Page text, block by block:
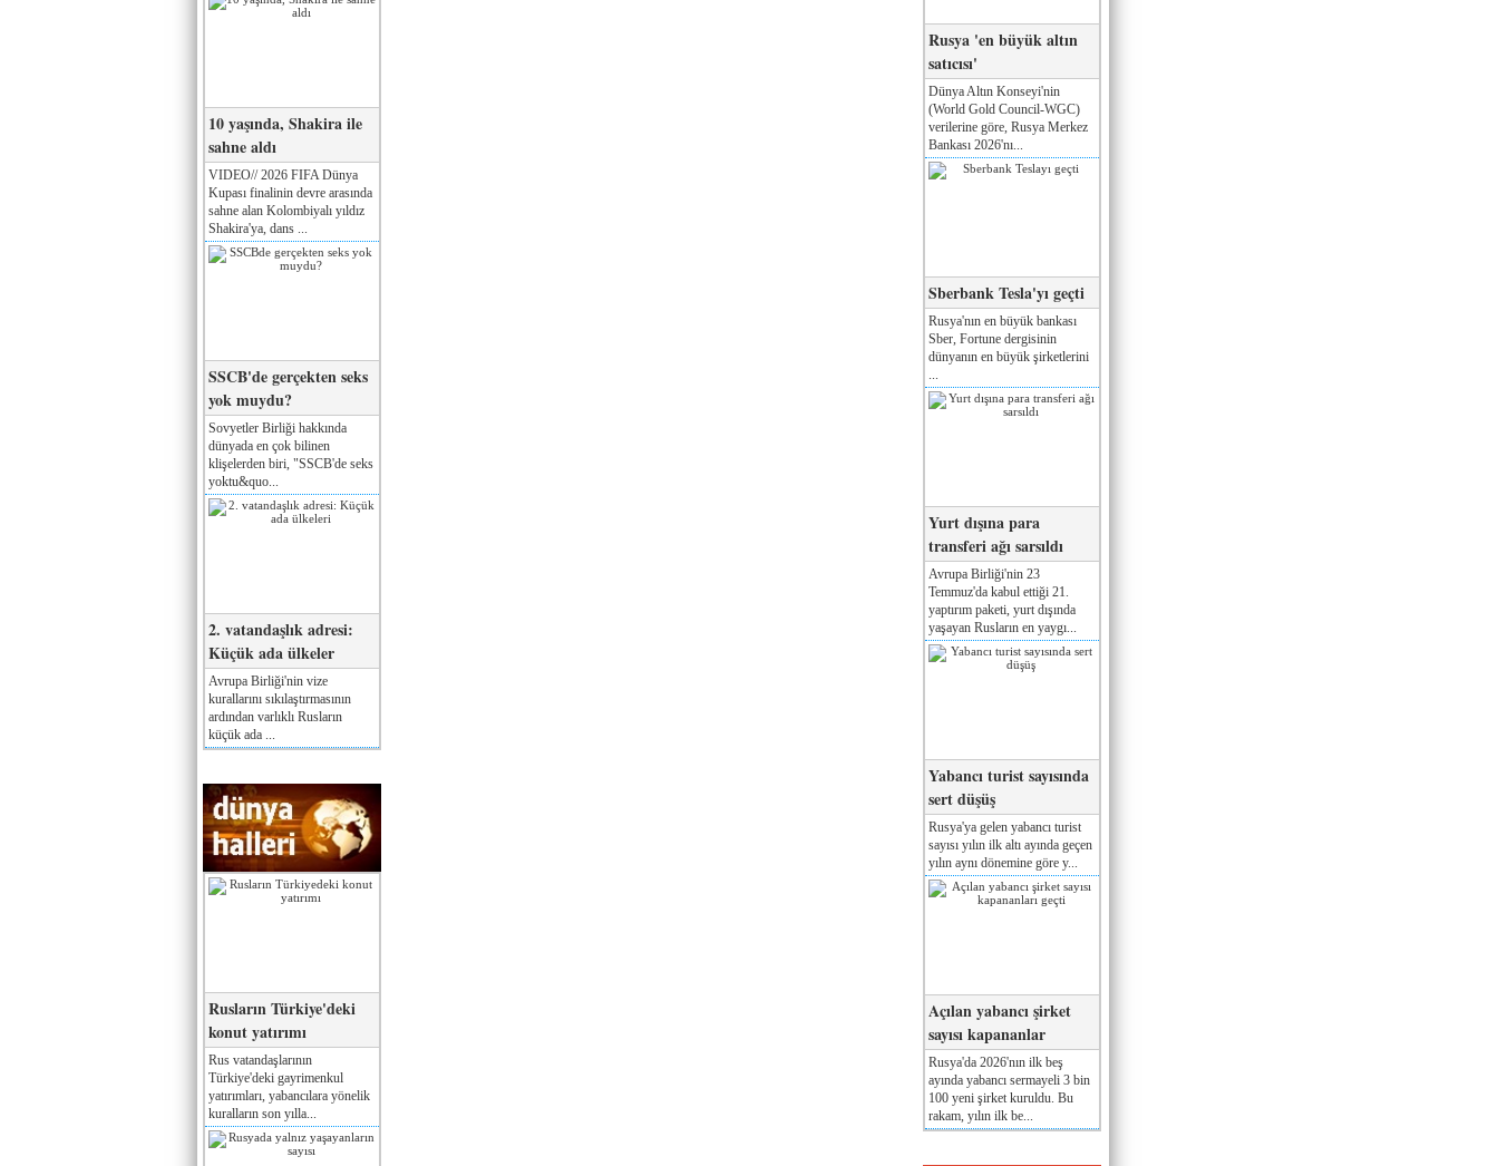
10 yaşında, Shakira ile
sahne aldı
VIDEO// 2026 FIFA Dünya
Kupası finalinin devre arasında
sahne alan Kolombiyalı yıldız
Shakira'ya, dans ...
SSCB'de gerçekten seks
yok muydu?
Sovyetler Birliği hakkında
dünyada en çok bilinen
klişelerden biri, "SSCB'de seks
yoktu&quo...
2. vatandaşlık adresi:
Küçük ada ülkeler
Avrupa Birliği'nin vize
kurallarını sıkılaştırmasının
ardından varlıklı Rusların
küçük ada ...
Rusların Türkiye'deki
konut yatırımı
Rus vatandaşlarının
Türkiye'deki gayrimenkul
yatırımları, yabancılara yönelik
kuralların son yılla...
Rusya 'en büyük altın
satıcısı'
Dünya Altın Konseyi'nin
(World Gold Council-WGC)
verilerine göre, Rusya Merkez
Bankası 2026'nı...
Sberbank Tesla'yı geçti
Rusya'nın en büyük bankası
Sber, Fortune dergisinin
dünyanın en büyük şirketlerini
...
Yurt dışına para
transferi ağı sarsıldı
Avrupa Birliği'nin 23
Temmuz'da kabul ettiği 21.
yaptırım paketi, yurt dışında
yaşayan Rusların en yaygı...
Yabancı turist sayısında
sert düşüş
Rusya'ya gelen yabancı turist
sayısı yılın ilk altı ayında geçen
yılın aynı dönemine göre y...
Açılan yabancı şirket
sayısı kapananlar
Rusya'da 2026'nın ilk beş
ayında yabancı sermayeli 3 bin
100 yeni şirket kuruldu. Bu
rakam, yılın ilk be...